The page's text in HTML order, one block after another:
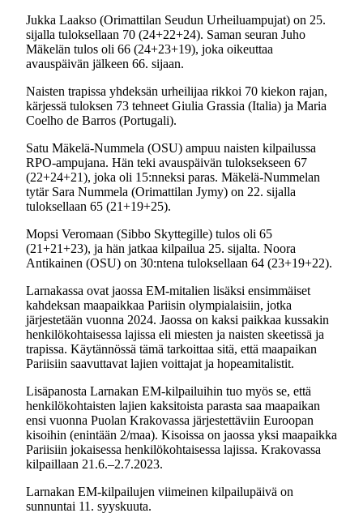
Jukka Laakso (Orimattilan Seudun Urheiluampujat) on 25.
sijalla tuloksellaan 70 (24+22+24). Saman seuran Juho
Mäkelän tulos oli 66 (24+23+19), joka oikeuttaa
avauspäivän jälkeen 66. sijaan.
Naisten trapissa yhdeksän urheilijaa rikkoi 70 kiekon rajan,
kärjessä tuloksen 73 tehneet Giulia Grassia (Italia) ja Maria
Coelho de Barros (Portugali).
Satu Mäkelä-Nummela (OSU) ampuu naisten kilpailussa
RPO-ampujana. Hän teki avauspäivän tuloksekseen 67
(22+24+21), joka oli 15:nneksi paras. Mäkelä-Nummelan
tytär Sara Nummela (Orimattilan Jymy) on 22. sijalla
tuloksellaan 65 (21+19+25).
Mopsi Veromaan (Sibbo Skyttegille) tulos oli 65
(21+21+23), ja hän jatkaa kilpailua 25. sijalta. Noora
Antikainen (OSU) on 30:ntena tuloksellaan 64 (23+19+22).
Larnakassa ovat jaossa EM-mitalien lisäksi ensimmäiset
kahdeksan maapaikkaa Pariisin olympialaisiin, jotka
järjestetään vuonna 2024. Jaossa on kaksi paikkaa kussakin
henkilökohtaisessa lajissa eli miesten ja naisten skeetissä ja
trapissa. Käytännössä tämä tarkoittaa sitä, että maapaikan
Pariisiin saavuttavat lajien voittajat ja hopeamitalistit.
Lisäpanosta Larnakan EM-kilpailuihin tuo myös se, että
henkilökohtaisten lajien kaksitoista parasta saa maapaikan
ensi vuonna Puolan Krakovassa järjestettäviin Euroopan
kisoihin (enintään 2/maa). Kisoissa on jaossa yksi maapaikka
Pariisiin jokaisessa henkilökohtaisessa lajissa. Krakovassa
kilpaillaan 21.6.–2.7.2023.
Larnakan EM-kilpailujen viimeinen kilpailupäivä on
sunnuntai 11. syyskuuta.